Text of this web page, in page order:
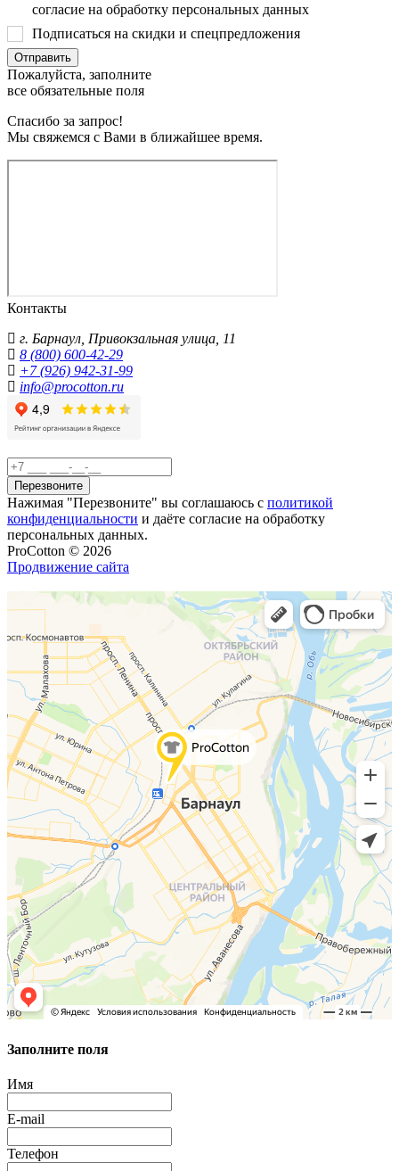
согласие на обработку персональных данных
Подписаться на скидки и спецпредложения
Пожалуйста, заполните
все обязательные поля
Спасибо за запрос!
Мы свяжемся с Вами в ближайшее время.
Контакты
г. Барнаул Привокзальная улица, 11
8 (800) 600-42-29
+7 (926) 942-31-99
info@procotton.ru
Перезвоните
Нажимая "Перезвоните" вы соглашаюсь с политикой
конфиденциальности и даёте согласие на обработку
персональных данных.
ProCotton © 2026
Продвижение сайта
Заполните поля
Имя
E-mail
Телефон